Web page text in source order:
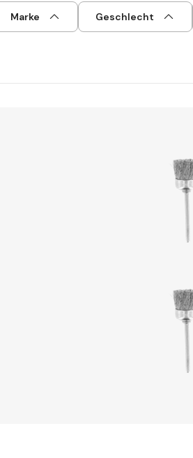
Marke Geschlecht